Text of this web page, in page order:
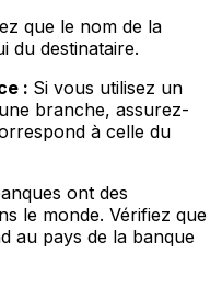
que le nom de la
du destinataire.
: Si vous utilisez un
branche, assurez-
à celle du
ont des
le monde. Vérifiez que
au pays de la banque